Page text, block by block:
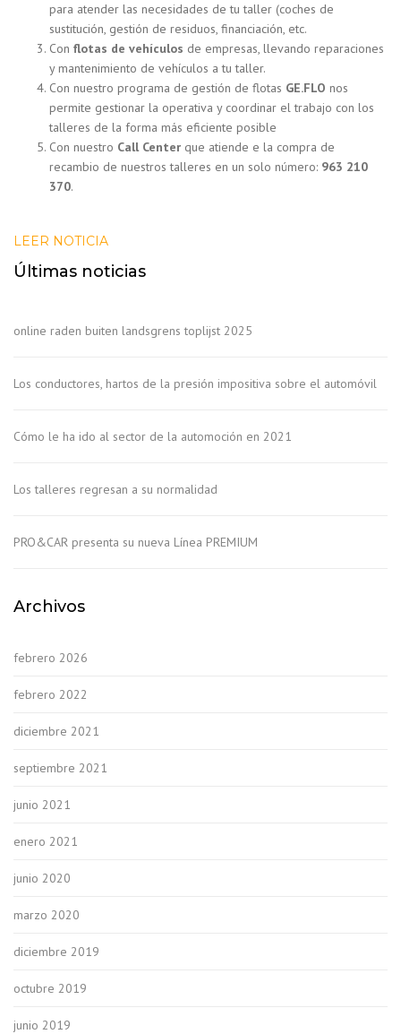
para atender las necesidades de tu taller (coches de
sustitución, gestión de residuos, financiación, etc.
Con flotas de vehículos de empresas, llevando reparaciones
y mantenimiento de vehículos a tu taller.
Con nuestro programa de gestión de flotas GE.FLO nos
permite gestionar la operativa y coordinar el trabajo con los
talleres de la forma más eficiente posible
Con nuestro Call Center que atiende e la compra de
recambio de nuestros talleres en un solo número: 963 210
370.
LEER NOTICIA
Últimas noticias
online raden buiten landsgrens toplijst 2025
Los conductores, hartos de la presión impositiva sobre el automóvil
Cómo le ha ido al sector de la automoción en 2021
Los talleres regresan a su normalidad
PRO&CAR presenta su nueva Línea PREMIUM
Archivos
febrero 2026
febrero 2022
diciembre 2021
septiembre 2021
junio 2021
enero 2021
junio 2020
marzo 2020
diciembre 2019
octubre 2019
junio 2019